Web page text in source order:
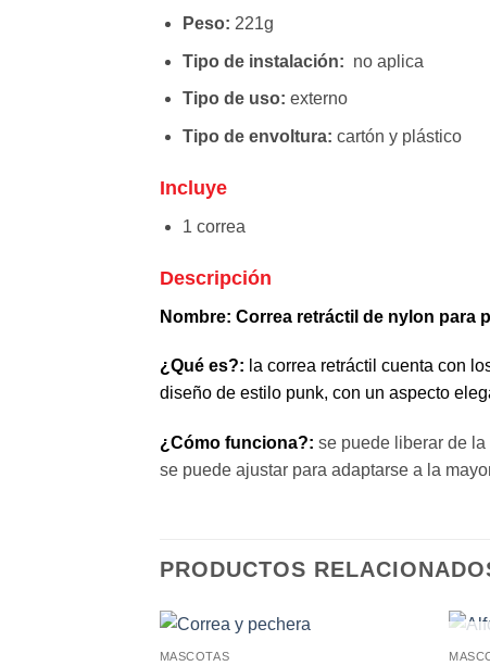
Peso: 221g
Tipo de instalación: no aplica
Tipo de uso: externo
Tipo de envoltura: cartón y plástico
Incluye
1 correa
Descripción
Nombre: Correa retráctil de nylon para
¿Qué es?: la correa retráctil cuenta con
diseño de estilo punk, con un aspecto
¿Cómo funciona?: se puede liberar de
se puede ajustar para adaptarse a la
PRODUCTOS
MASCOTAS